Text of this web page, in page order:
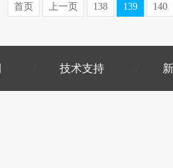
首页 上一页 138 139 140
技术支持